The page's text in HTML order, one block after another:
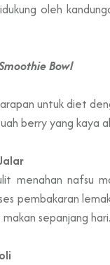
oleh
Bowl
untuk diet
berry yang kaya
menahan nafsu
pembakaran
sepanjang hari.